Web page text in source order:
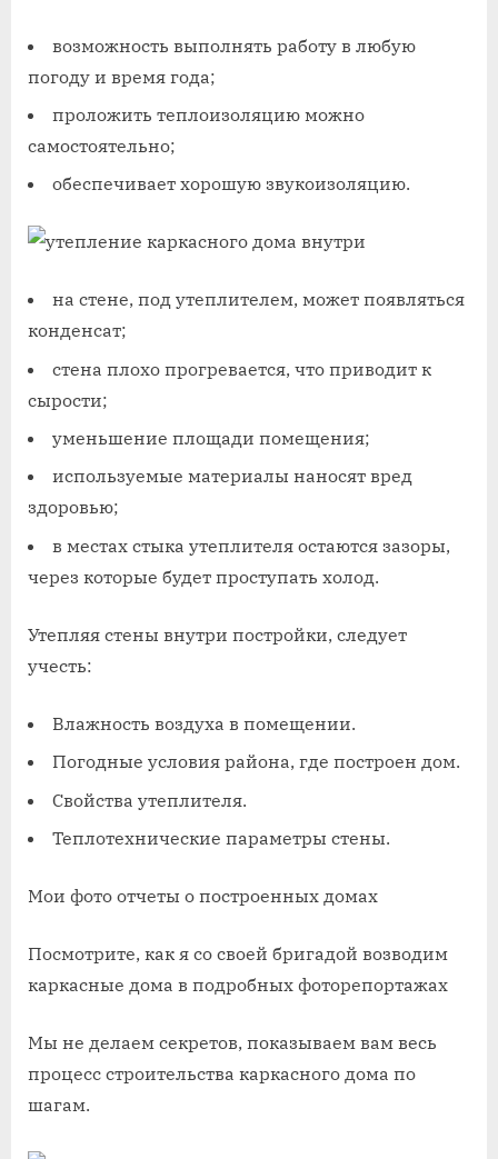
возможность выполнять работу в любую
погоду и время года;
проложить теплоизоляцию можно
самостоятельно;
обеспечивает хорошую звукоизоляцию.
на стене, под утеплителем, может появляться
конденсат;
стена плохо прогревается, что приводит к
сырости;
уменьшение площади помещения;
используемые материалы наносят вред
здоровью;
в местах стыка утеплителя остаются зазоры,
через которые будет проступать холод.
Утепляя стены внутри постройки, следует
учесть:
Влажность воздуха в помещении.
Погодные условия района, где построен дом.
Свойства утеплителя.
Теплотехнические параметры стены.
Мои фото отчеты о построенных домах
Посмотрите, как я со своей бригадой возводим
каркасные дома в подробных фоторепортажах
Мы не делаем секретов, показываем вам весь
процесс строительства каркасного дома по
шагам.